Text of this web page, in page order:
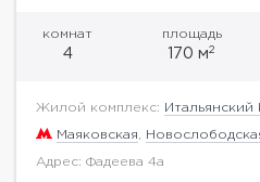
комнат
4
площадь
170 м2
Жилой комплекс: Итальянский
Маяковская
Адрес: Фадеева 4а